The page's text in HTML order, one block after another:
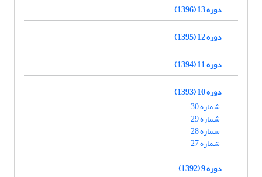
دوره 13 (1396)
دوره 12 (1395)
دوره 11 (1394)
دوره 10 (1393)
شماره 30
شماره 29
شماره 28
شماره 27
دوره 9 (1392)